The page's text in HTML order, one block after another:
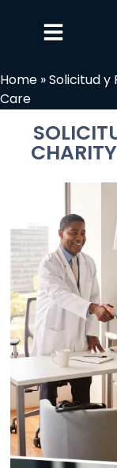
Home »Solicitud y
Care